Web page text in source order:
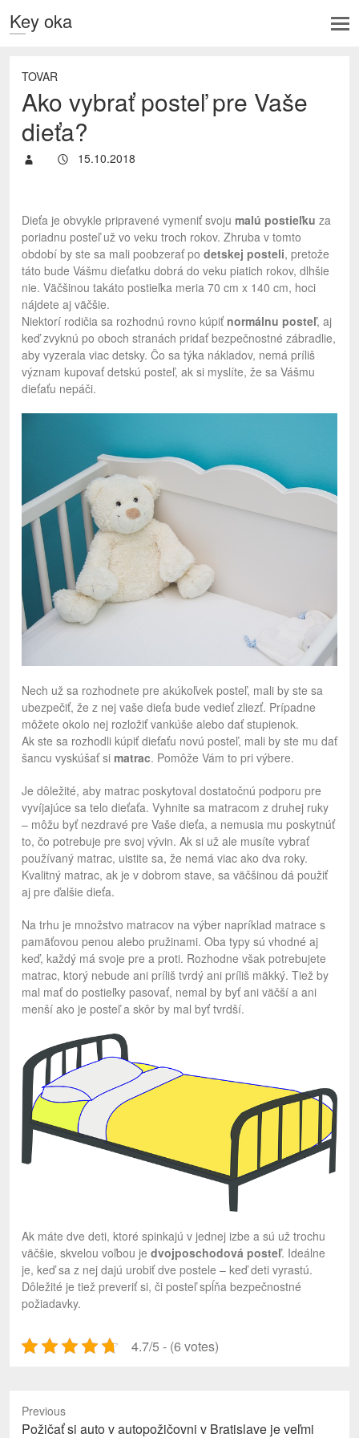
Key oka
TOVAR
Ako vybrať posteľ pre Vaše
dieťa?
15.10.2018
Dieťa je obvykle pripravené vymeniť svoju malú postieľku za
poriadnu posteľ už vo veku troch rokov. Zhruba v tomto
období by ste sa mali poobzerať po detskej posteli, pretože
táto bude Vášmu dieťatku dobrá do veku piatich rokov, dlhšie
nie. Väčšinou takáto postieľka meria 70 cm x 140 cm, hoci
nájdete aj väčšie.
Niektorí rodičia sa rozhodnú rovno kúpiť normálnu posteľ, aj
keď zvyknú po oboch stranách pridať bezpečnostné zábradlie,
aby vyzerala viac detsky. Čo sa týka nákladov, nemá príliš
význam kupovať detskú posteľ, ak si myslíte, že sa Vášmu
dieťaťu nepáči.
Nech už sa rozhodnete pre akúkoľvek posteľ, mali by ste sa
ubezpečiť, že z nej vaše dieťa bude vedieť zliezť. Prípadne
môžete okolo nej rozložiť vankúše alebo dať stupienok.
Ak ste sa rozhodli kúpiť dieťaťu novú posteľ, mali by ste mu dať
šancu vyskúšať si matrac. Pomôže Vám to pri výbere.
Je dôležité, aby matrac poskytoval dostatočnú podporu pre
vyvíjajúce sa telo dieťaťa. Vyhnite sa matracom z druhej ruky
– môžu byť nezdravé pre Vaše dieťa, a nemusia mu poskytnúť
to, čo potrebuje pre svoj vývin. Ak si už ale musíte vybrať
používaný matrac, uistite sa, že nemá viac ako dva roky.
Kvalitný matrac, ak je v dobrom stave, sa väčšinou dá použiť
aj pre ďalšie dieťa.
Na trhu je množstvo matracov na výber napríklad matrace s
pamäťovou penou alebo pružinami. Oba typy sú vhodné aj
keď, každý má svoje pre a proti. Rozhodne však potrebujete
matrac, ktorý nebude ani príliš tvrdý ani príliš mäkký. Tiež by
mal mať do postieľky pasovať, nemal by byť ani väčší a ani
menší ako je posteľ a skôr by mal byť tvrdší.
Ak máte dve deti, ktoré spinkajú v jednej izbe a sú už trochu
väčšie, skvelou voľbou je dvojposchodová posteľ. Ideálne
je, keď sa z nej dajú urobiť dve postele – keď deti vyrastú.
Dôležité je tiež preveriť si, či posteľ spĺňa bezpečnostné
požiadavky.
4.7/5 - (6 votes)
Previous
Previous
Požičať si auto v autopožičovni v Bratislave je veľmi